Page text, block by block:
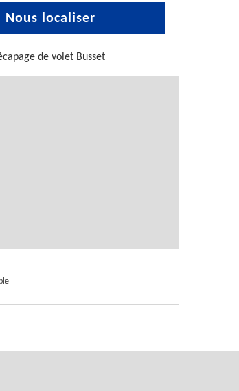
Nous localiser
de volet Busset